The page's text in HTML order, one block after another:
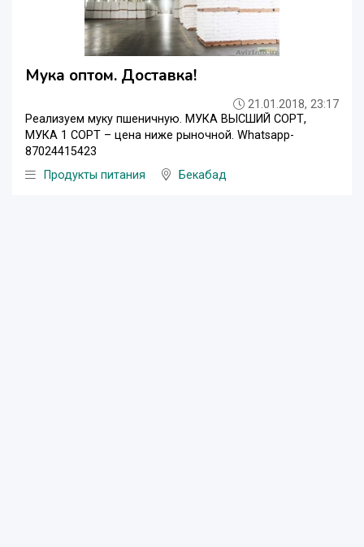
Мука оптом. Доставка!
21.01.2018, 23:17
Реализуем муку пшеничную. МУКА ВЫСШИЙ СОРТ,
МУКА 1 СОРТ – цена ниже рыночной. Whatsapp-
87024415423
Продукты питания
Бекабад